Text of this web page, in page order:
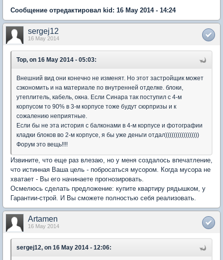
Сообщение отредактировал kid: 16 May 2014 - 14:24
sergej12
16 May 2014
Тор, on 16 May 2014 - 05:03:
Внешний вид они конечно не изменят. Но этот застройщик может
сэкономить и на материале по внутренней отделке. блоки,
утеплитель, кабель, окна. Если Синара так поступил с 4-м
корпусом то 90% в 3-м корпусе тоже будут сюрпризы и к
сожалению неприятные.
Если бы не эта история с балконами в 4-м корпусе и фотографии
кладки блоков во 2-м корпусе, я бы уже деньги отдал)))))))))))))))))
Форум это вещь!!!!
Извините, что еще раз влезаю, но у меня создалось впечатление,
что истинная Ваша цель - побросаться мусором. Когда мусора не
хватает - Вы его начинаете прогнозировать.
Осмелюсь сделать предложение: купите квартиру рядышком, у
Гарантии-строй. И Вы сможете полностью себя реализовать.
Artamen
16 May 2014
sergej12, on 16 May 2014 - 12:06: